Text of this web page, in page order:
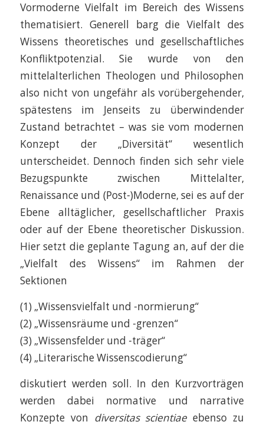
Vormoderne Vielfalt im Bereich des Wissens
thematisiert. Generell barg die Vielfalt des
Wissens theoretisches und gesellschaftliches
Konfliktpotenzial. Sie wurde von den
mittelalterlichen Theologen und Philosophen
also nicht von ungefähr als vorübergehender,
spätestens im Jenseits zu überwindender
Zustand betrachtet – was sie vom modernen
Konzept der „Diversität“ wesentlich
unterscheidet. Dennoch finden sich sehr viele
Bezugspunkte zwischen Mittelalter,
Renaissance und (Post-)Moderne, sei es auf der
Ebene alltäglicher, gesellschaftlicher Praxis
oder auf der Ebene theoretischer Diskussion.
Hier setzt die geplante Tagung an, auf der die
„Vielfalt des Wissens“ im Rahmen der
Sektionen
(1) „Wissensvielfalt und -normierung“
(2) „Wissensräume und -grenzen“
(3) „Wissensfelder und -träger“
(4) „Literarische Wissenscodierung“
diskutiert werden soll. In den Kurzvorträgen
werden dabei normative und narrative
Konzepte von diversitas scientiaeebenso zu